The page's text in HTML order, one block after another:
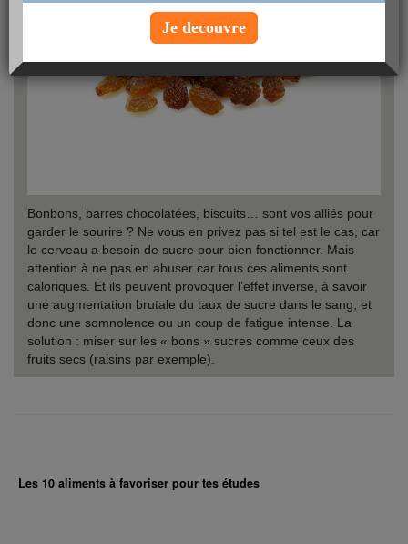
Bonbons, barres chocolatées, biscuits… sont vos alliés pour
garder le sourire ? Ne vous en privez pas si tel est le cas, car
le cerveau a besoin de sucre pour bien fonctionner. Mais
attention à ne pas en abuser car tous ces aliments sont
caloriques. Et ils peuvent provoquer l’effet inverse, à savoir
une augmentation brutale du taux de sucre dans le sang, et
donc une somnolence ou un coup de fatigue intense. La
solution : miser sur les « bons » sucres comme ceux des
fruits secs (raisins par exemple).
Les 10 aliments à favoriser pour tes études
Je decouvre